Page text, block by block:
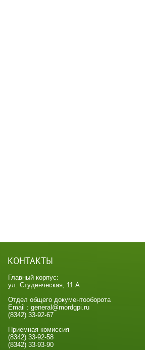
КОНТАКТЫ
Главный корпус:
ул. Студенческая, 11 А
Отдел общего документооборота
Email : general@mordgpi.ru
(8342) 33-92-67
Приемная комиссия
(8342) 33-92-58
(8342) 33-93-90